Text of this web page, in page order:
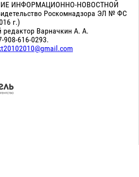
ИНФОРМАЦИОННО-НОВОСТНОЙ
Роскомнадзора ЭЛ № ФС
г.)
редактор Варначкин А. А.
908-616-0293.